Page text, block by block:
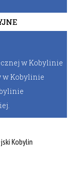
w Kobylinie
w Kobylinie
Kobylin